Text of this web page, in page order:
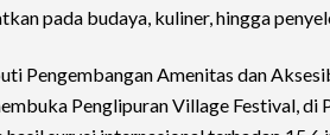
pada budaya, kuliner, hingga
Pengembangan Amenitas dan
Penglipuran Village Festival, di